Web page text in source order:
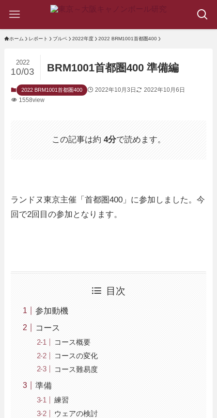
ホーム レポート ブルベ 2022年度 2022 BRM1001首都圏400
BRM1001首都圏400 準備編
2022
10/03
2022 BRM1001首都圏400 2022年10月3日
2022年10月6日
1558view
この記事は約 4分で読めます。
ランドヌ東京主催「首都圏400」に参加しました。今
回で2回目の参加となります。
目次
参加動機
コース
コース概要
コースの変化
コース難易度
準備
練習
ウェアの検討